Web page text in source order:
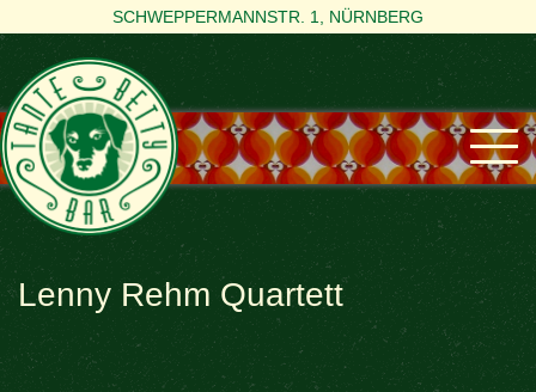
SCHWEPPERMANNSTR. 1, NÜRNBERG
Lenny Rehm Quartett